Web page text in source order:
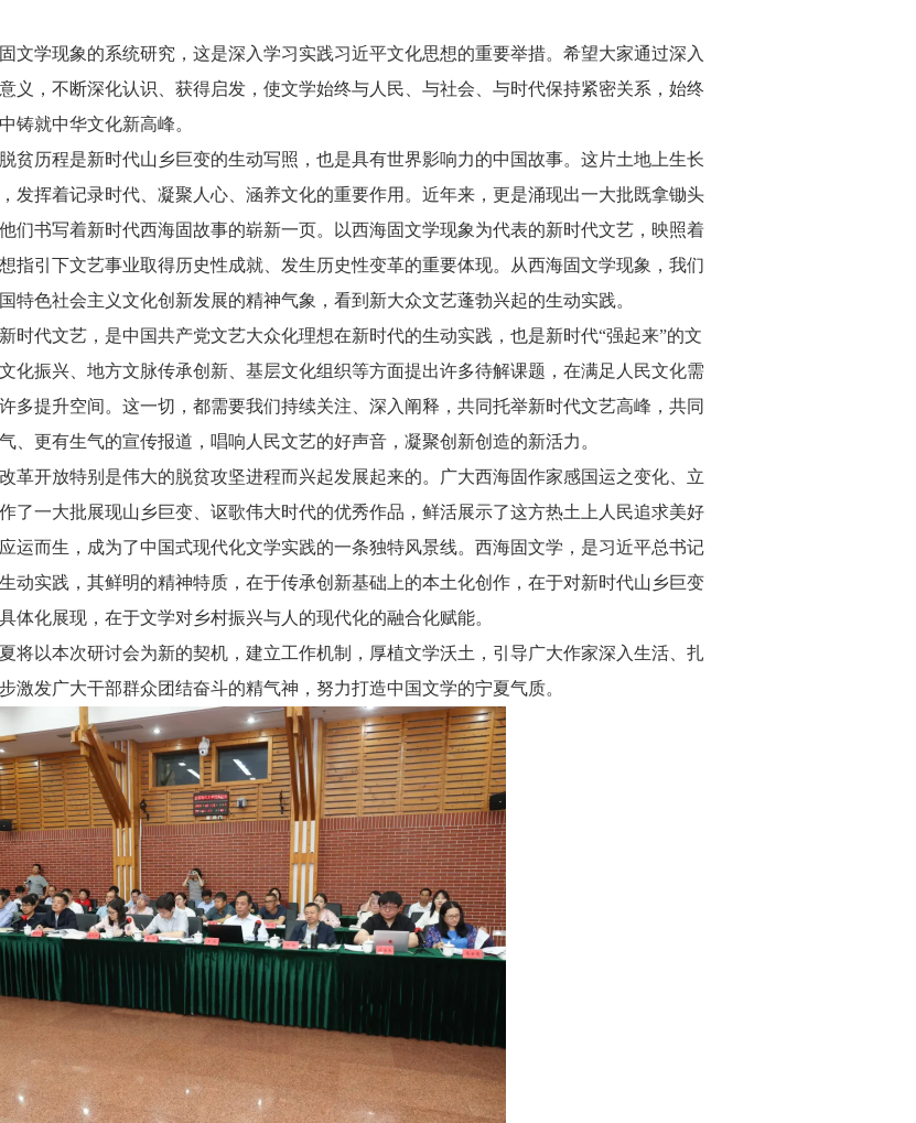
学现象的系统研究，这是深入学习实践习近平文化思想的重要举措。希望大家通过深入
义，不断深化认识、获得启发，使文学始终与人民、与社会、与时代保持紧密关系，始终
铸就中华文化新高峰。
历程是新时代山乡巨变的生动写照，也是具有世界影响力的中国故事。这片土地上生长
发挥着记录时代、凝聚人心、涵养文化的重要作用。近年来，更是涌现出一大批既拿锄头
们书写着新时代西海固故事的崭新一页。以西海固文学现象为代表的新时代文艺，映照着
指引下文艺事业取得历史性成就、发生历史性变革的重要体现。从西海固文学现象，我们
特色社会主义文化创新发展的精神气象，看到新大众文艺蓬勃兴起的生动实践。
代文艺，是中国共产党文艺大众化理想在新时代的生动实践，也是新时代“强起来”的文
化振兴、地方文脉传承创新、基层文化组织等方面提出许多待解课题，在满足人民文化需
多提升空间。这一切，都需要我们持续关注、深入阐释，共同托举新时代文艺高峰，共同
、更有生气的宣传报道，唱响人民文艺的好声音，凝聚创新创造的新活力。
开放特别是伟大的脱贫攻坚进程而兴起发展起来的。广大西海固作家感国运之变化、立
了一大批展现山乡巨变、讴歌伟大时代的优秀作品，鲜活展示了这方热土上人民追求美好
运而生，成为了中国式现代化文学实践的一条独特风景线。西海固文学，是习近平总书记
动实践，其鲜明的精神特质，在于传承创新基础上的本土化创作，在于对新时代山乡巨变
体化展现，在于文学对乡村振兴与人的现代化的融合化赋能。
以本次研讨会为新的契机，建立工作机制，厚植文学沃土，引导广大作家深入生活、扎
激发广大干部群众团结奋斗的精气神，努力打造中国文学的宁夏气质。